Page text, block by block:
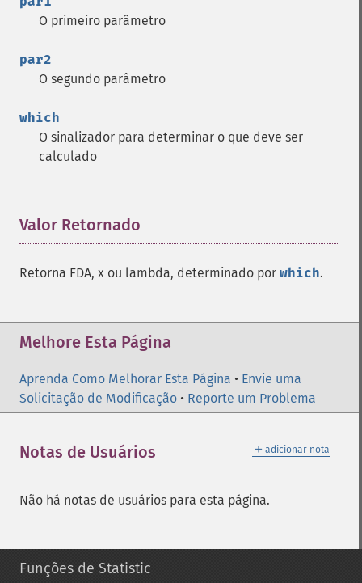
O primeiro parâmetro
par2
O segundo parâmetro
which
O sinalizador para determinar o que deve ser
calculado
Valor Retornado
Retorna FDA, x ou lambda, determinado por which.
Melhore Esta Página
Aprenda Como Melhorar Esta Página • Envie uma
Solicitação de Modificação • Reporte um Problema
＋ adicionar nota
Notas de Usuários
Não há notas de usuários para esta página.
Funções de Statistic